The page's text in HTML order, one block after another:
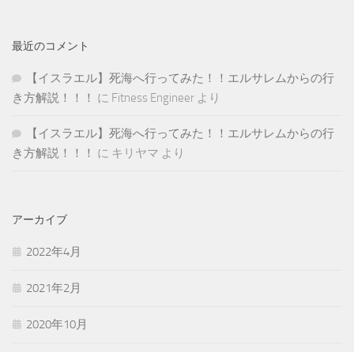
最近のコメント
【イスラエル】死海へ行ってみた！！エルサレムからの行
き方解説！！！ に Fitness Engineer より
【イスラエル】死海へ行ってみた！！エルサレムからの行
き方解説！！！ に キリヤマ より
アーカイブ
2022年4月
2021年2月
2020年10月